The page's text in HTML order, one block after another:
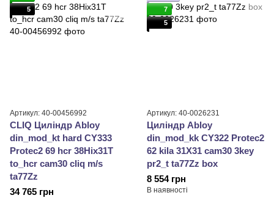
5
Артикул: 40-00456992
CLIQ Циліндр Abloy
din_mod_kt hard CY333
Protec2 69 hcr 38Hix31T
to_hcr cam30 cliq m/s
ta77Zz
34 765 грн
7
5
Артикул: 40-0026231
Циліндр Abloy
din_mod_kk CY322 Protec2
62 kila 31X31 cam30 3key
pr2_t ta77Zz box
8 554 грн
В наявності